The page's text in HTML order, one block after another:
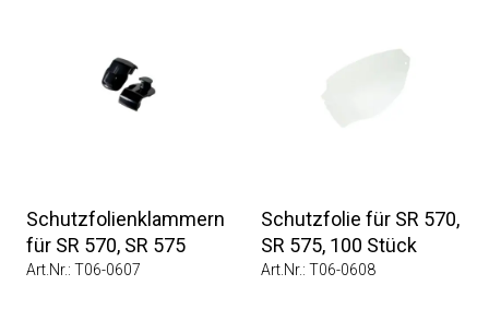
Schutzfolienklammern
für SR 570, SR 575
Art.Nr.: T06-0607
Schutzfolie für SR 570,
SR 575, 100 Stück
Art.Nr.: T06-0608